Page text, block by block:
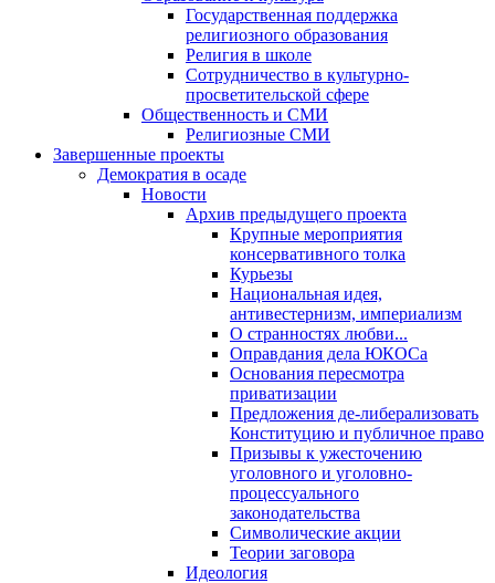
Государственная поддержка
религиозного образования
Религия в школе
Сотрудничество в культурно-
просветительской сфере
Общественность и СМИ
Религиозные СМИ
Завершенные проекты
Демократия в осаде
Новости
Архив предыдущего проекта
Крупные мероприятия
консервативного толка
Курьезы
Национальная идея,
антивестернизм, империализм
О странностях любви...
Оправдания дела ЮКОСа
Основания пересмотра
приватизации
Предложения де-либерализовать
Конституцию и публичное право
Призывы к ужесточению
уголовного и уголовно-
процессуального
законодательства
Символические акции
Теории заговора
Идеология